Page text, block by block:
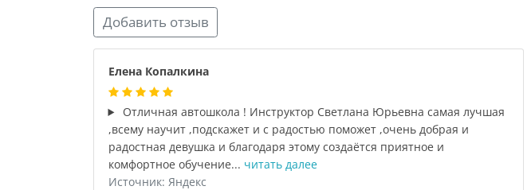
Добавить отзыв
Елена Копалкина
Отличная автошкола ! Инструктор Светлана Юрьевна самая лучшая
,всему научит ,подскажет и с радостью поможет ,очень добрая и
радостная девушка и благодаря этому создаётся приятное и
комфортное обучение... читать далее
Источник: Яндекс